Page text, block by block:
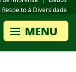
à Diversidade